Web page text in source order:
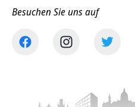
Besuchen Sie uns auf